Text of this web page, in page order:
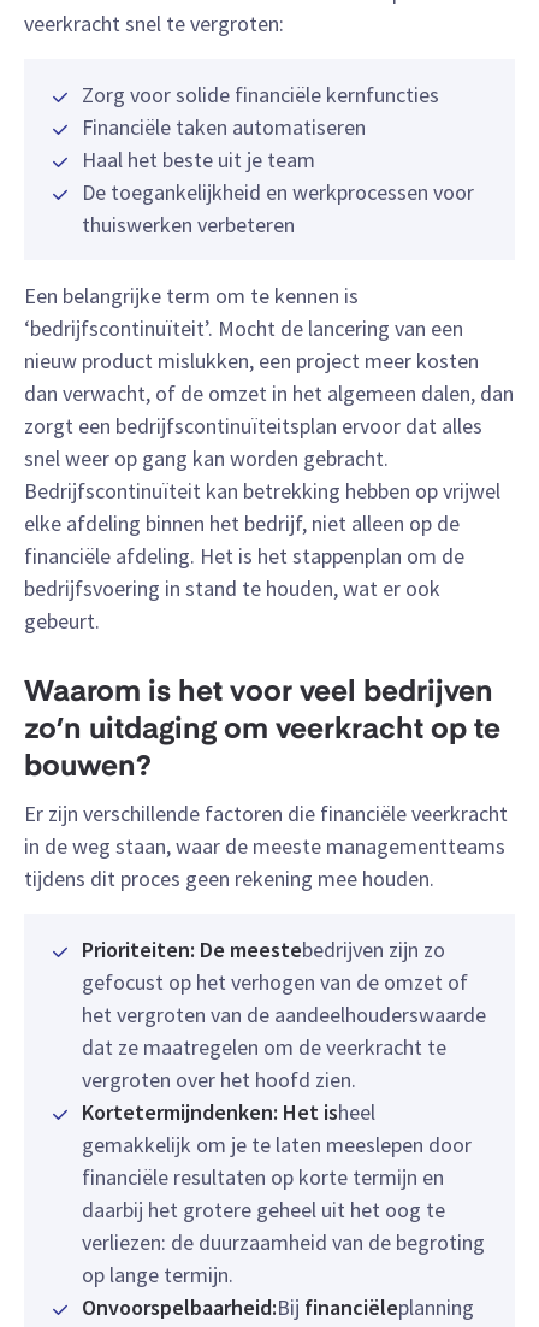
veerkracht snel te vergroten:
Zorg voor solide financiële kernfuncties
Financiële taken automatiseren
Haal het beste uit je team
De toegankelijkheid en werkprocessen voor
thuiswerken verbeteren
Een belangrijke term om te kennen is
‘bedrijfscontinuïteit’. Mocht de lancering van een
nieuw product mislukken, een project meer kosten
dan verwacht, of de omzet in het algemeen dalen, dan
zorgt een bedrijfscontinuïteitsplan ervoor dat alles
snel weer op gang kan worden gebracht.
Bedrijfscontinuïteit kan betrekking hebben op vrijwel
elke afdeling binnen het bedrijf, niet alleen op de
financiële afdeling. Het is het stappenplan om de
bedrijfsvoering in stand te houden, wat er ook
gebeurt.
Waarom is het voor veel bedrijven
zo’n uitdaging om veerkracht op te
bouwen?
Er zijn verschillende factoren die financiële veerkracht
in de weg staan, waar de meeste managementteams
tijdens dit proces geen rekening mee houden.
Prioriteiten: De meestebedrijven zijn zo
gefocust op het verhogen van de omzet of
het vergroten van de aandeelhouderswaarde
dat ze maatregelen om de veerkracht te
vergroten over het hoofd zien.
Kortetermijndenken: Het isheel
gemakkelijk om je te laten meeslepen door
financiële resultaten op korte termijn en
daarbij het grotere geheel uit het oog te
verliezen: de duurzaamheid van de begroting
op lange termijn.
Onvoorspelbaarheid:Bij financiëleplanning